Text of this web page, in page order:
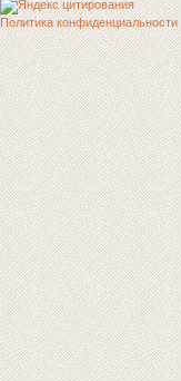
Политика конфиденциальности